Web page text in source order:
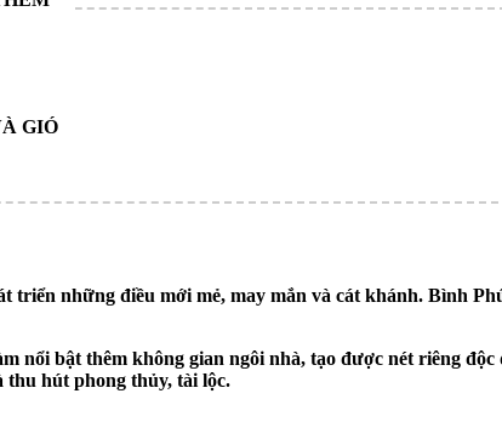
GIÓ
những điều mới mẻ, may mắn và cát khánh. Bình
bật thêm không gian ngôi nhà, tạo được nét riêng độc
thu hút phong thủy, tài lộc.